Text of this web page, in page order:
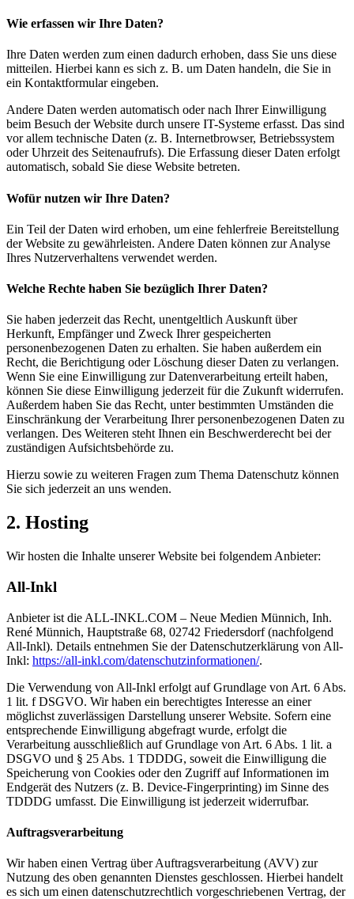
Wie erfassen wir Ihre Daten?
Ihre Daten werden zum einen dadurch erhoben, dass Sie uns diese
mitteilen. Hierbei kann es sich z. B. um Daten handeln, die Sie in
ein Kontaktformular eingeben.
Andere Daten werden automatisch oder nach Ihrer Einwilligung
beim Besuch der Website durch unsere IT-Systeme erfasst. Das sind
vor allem technische Daten (z. B. Internetbrowser, Betriebssystem
oder Uhrzeit des Seitenaufrufs). Die Erfassung dieser Daten erfolgt
automatisch, sobald Sie diese Website betreten.
Wofür nutzen wir Ihre Daten?
Ein Teil der Daten wird erhoben, um eine fehlerfreie Bereitstellung
der Website zu gewährleisten. Andere Daten können zur Analyse
Ihres Nutzerverhaltens verwendet werden.
Welche Rechte haben Sie bezüglich Ihrer Daten?
Sie haben jederzeit das Recht, unentgeltlich Auskunft über
Herkunft, Empfänger und Zweck Ihrer gespeicherten
personenbezogenen Daten zu erhalten. Sie haben außerdem ein
Recht, die Berichtigung oder Löschung dieser Daten zu verlangen.
Wenn Sie eine Einwilligung zur Datenverarbeitung erteilt haben,
können Sie diese Einwilligung jederzeit für die Zukunft widerrufen.
Außerdem haben Sie das Recht, unter bestimmten Umständen die
Einschränkung der Verarbeitung Ihrer personenbezogenen Daten zu
verlangen. Des Weiteren steht Ihnen ein Beschwerderecht bei der
zuständigen Aufsichtsbehörde zu.
Hierzu sowie zu weiteren Fragen zum Thema Datenschutz können
Sie sich jederzeit an uns wenden.
2. Hosting
Wir hosten die Inhalte unserer Website bei folgendem Anbieter:
All-Inkl
Anbieter ist die ALL-INKL.COM – Neue Medien Münnich, Inh.
René Münnich, Hauptstraße 68, 02742 Friedersdorf (nachfolgend
All-Inkl). Details entnehmen Sie der Datenschutzerklärung von All-
Inkl: https://all-inkl.com/datenschutzinformationen/.
Die Verwendung von All-Inkl erfolgt auf Grundlage von Art. 6 Abs.
1 lit. f DSGVO. Wir haben ein berechtigtes Interesse an einer
möglichst zuverlässigen Darstellung unserer Website. Sofern eine
entsprechende Einwilligung abgefragt wurde, erfolgt die
Verarbeitung ausschließlich auf Grundlage von Art. 6 Abs. 1 lit. a
DSGVO und § 25 Abs. 1 TDDDG, soweit die Einwilligung die
Speicherung von Cookies oder den Zugriff auf Informationen im
Endgerät des Nutzers (z. B. Device-Fingerprinting) im Sinne des
TDDDG umfasst. Die Einwilligung ist jederzeit widerrufbar.
Auftragsverarbeitung
Wir haben einen Vertrag über Auftragsverarbeitung (AVV) zur
Nutzung des oben genannten Dienstes geschlossen. Hierbei handelt
es sich um einen datenschutzrechtlich vorgeschriebenen Vertrag, der